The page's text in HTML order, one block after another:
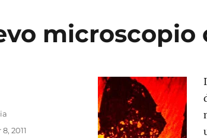
microscopio
2011